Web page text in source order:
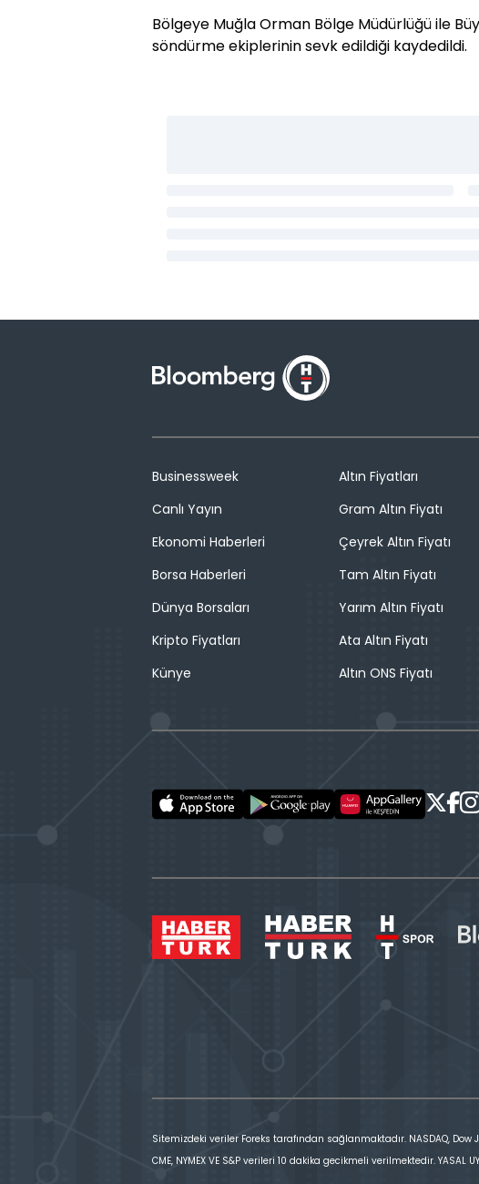
Bölgeye Muğla Orman Bölge Müdürlüğü ile
söndürme ekiplerinin sevk edildiği kaydedildi.
Businessweek
Canlı Yayın
Ekonomi Haberleri
Borsa Haberleri
Dünya Borsaları
Kripto Fiyatları
Künye
Altın Fiyatları
Gram Altın Fiyatı
Çeyrek Altın Fiyatı
Tam Altın Fiyatı
Yarım Altın Fiyatı
Ata Altın Fiyatı
Altın ONS Fiyatı
Sitemizdeki veriler Foreks tarafından sağlanmaktadır. NASDAQ, Dow
CME, NYMEX VE S&P verileri 10 dakika gecikmeli verilmektedir.